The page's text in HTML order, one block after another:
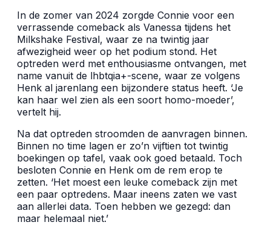
In de zomer van 2024 zorgde Connie voor een
verrassende comeback als Vanessa tijdens het
Milkshake Festival, waar ze na twintig jaar
afwezigheid weer op het podium stond. Het
optreden werd met enthousiasme ontvangen, met
name vanuit de lhbtqia+-scene, waar ze volgens
Henk al jarenlang een bijzondere status heeft. ‘Je
kan haar wel zien als een soort homo-moeder’,
vertelt hij.
Na dat optreden stroomden de aanvragen binnen.
Binnen no time lagen er zo’n vijftien tot twintig
boekingen op tafel, vaak ook goed betaald. Toch
besloten Connie en Henk om de rem erop te
zetten. ‘Het moest een leuke comeback zijn met
een paar optredens. Maar ineens zaten we vast
aan allerlei data. Toen hebben we gezegd: dan
maar helemaal niet.’